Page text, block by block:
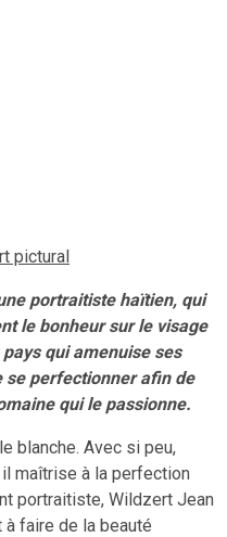
pictural
portraitiste haïtien, qui
le bonheur sur le visage
qui amenuise ses
se perfectionner afin de
qui le passionne.
blanche. Avec si peu,
maîtrise à la perfection
portraitiste, Wildzert Jean
faire de la beauté